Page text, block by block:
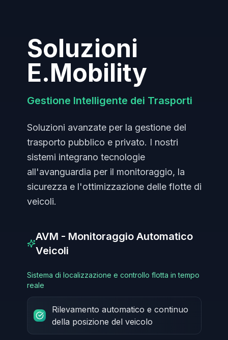
Soluzioni
E.Mobility
Gestione Intelligente dei Trasporti
Soluzioni avanzate per la gestione del
trasporto pubblico e privato. I nostri
sistemi integrano tecnologie
all'avanguardia per il monitoraggio, la
sicurezza e l'ottimizzazione delle flotte di
veicoli.
AVM - Monitoraggio Automatico
Veicoli
Sistema di localizzazione e controllo flotta in tempo
reale
Rilevamento automatico e continuo
della posizione del veicolo